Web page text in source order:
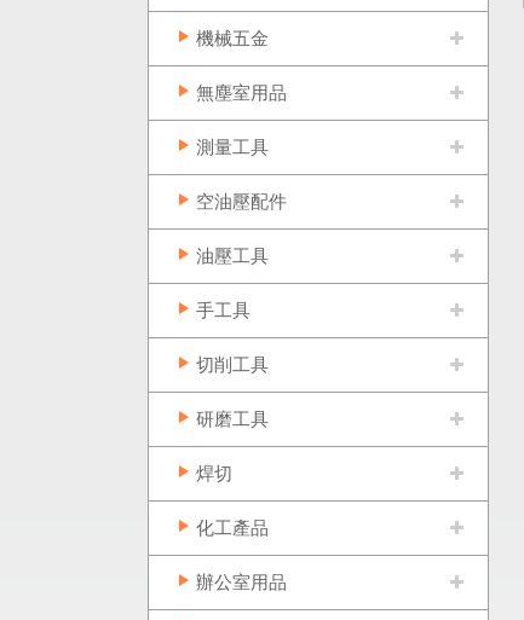
機械五金
無塵室用品
測量工具
空油壓配件
油壓工具
手工具
切削工具
研磨工具
焊切
化工產品
辦公室用品